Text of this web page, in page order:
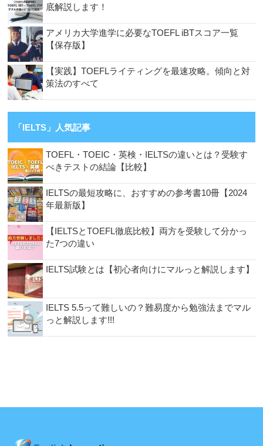
底解説します！
アメリカ大学進学に必要なTOEFL iBTスコア一覧
【保存版】
【実践】TOEFLライティングを最速攻略。傾向と対
策法のすべて
「IELTS」人気記事
TOEFL・TOEIC・英検・IELTSの違いとは？受験す
べきテストの結論【比較】
IELTSの最短攻略に、おすすめの参考書10冊【2024
年最新版】
【IELTSとTOEFL徹底比較】両方を受験して分かっ
た7つの違い
IELTS試験とは【初心者向けにマルっと解説します】
IELTS 5.5って難しいの？難易度から勉強法までマル
っと解説します!!!